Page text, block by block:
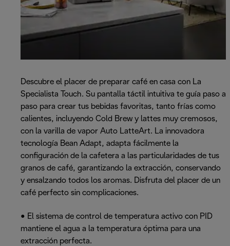
Descubre el placer de preparar café en casa con La
Specialista Touch. Su pantalla táctil intuitiva te guía paso a
paso para crear tus bebidas favoritas, tanto frías como
calientes, incluyendo Cold Brew y lattes muy cremosos,
con la varilla de vapor Auto LatteArt. La innovadora
tecnología Bean Adapt, adapta fácilmente la
configuración de la cafetera a las particularidades de tus
granos de café, garantizando la extracción, conservando
y ensalzando todos los aromas. Disfruta del placer de un
café perfecto sin complicaciones.
• El sistema de control de temperatura activo con PID
mantiene el agua a la temperatura óptima para una
extracción perfecta.